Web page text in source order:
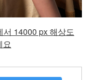
14000 px 해상도
요